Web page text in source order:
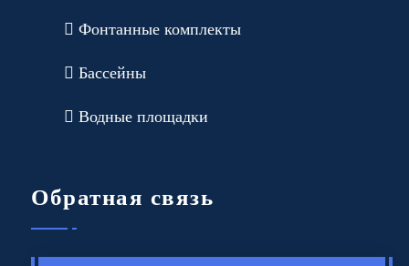
Фонтанные комплекты
Бассейны
Водные площадки
Обратная связь